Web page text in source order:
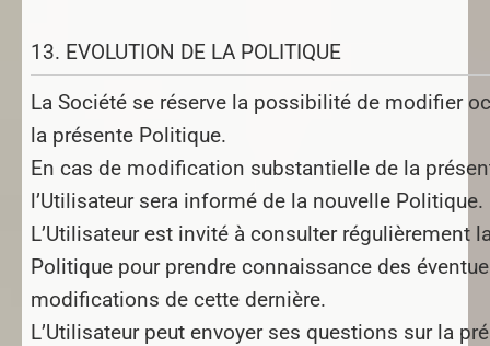
13. EVOLUTION DE LA POLITIQUE
La Société se réserve la possibilité de modifier
la présente Politique.
En cas de modification substantielle de la
l’Utilisateur sera informé de la nouvelle Politique.
L’Utilisateur est invité à consulter régulièrement
Politique pour prendre connaissance des
modifications de cette dernière.
L’Utilisateur peut envoyer ses questions sur la